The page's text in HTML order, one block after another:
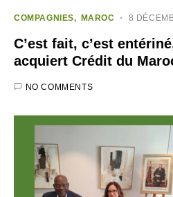
COMPAGNIES MAROC 8
C’est fait, c’est
acquiert Crédit du
NO COMMENTS